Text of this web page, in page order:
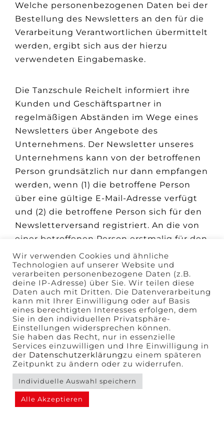
Welche personenbezogenen Daten bei der
Bestellung des Newsletters an den für die
Verarbeitung Verantwortlichen übermittelt
werden, ergibt sich aus der hierzu
verwendeten Eingabemaske.
Die Tanzschule Reichelt informiert ihre
Kunden und Geschäftspartner in
regelmäßigen Abständen im Wege eines
Newsletters über Angebote des
Unternehmens. Der Newsletter unseres
Unternehmens kann von der betroffenen
Person grundsätzlich nur dann empfangen
werden, wenn (1) die betroffene Person
über eine gültige E-Mail-Adresse verfügt
und (2) die betroffene Person sich für den
Newsletterversand registriert. An die von
einer betroffenen Person erstmalig für den
Newsletterversand eingetragene E-Mail-
Adresse wird aus rechtlichen Gründen eine
Bestätigungsmail im Double-Opt-In-
Verfahren versendet. Diese
Bestätigungsmail dient der Überprüfung,
ob der Inhaber der E-Mail-Adresse als
betroffene Person den Empfang des
Newsletters autorisiert hat.
Bei der Anmeldung zum Newsletter
speichern wir ferner die vom Internet-
Service-Provider (ISP) vergebene IP-
Wir verwenden Cookies und ähnliche
Technologien auf unserer Website und
verarbeiten personenbezogene Daten (z.B.
deine IP-Adresse) über Sie. Wir teilen diese
Daten auch mit Dritten. Die Datenverarbeitung
kann mit Ihrer Einwilligung oder auf Basis
eines berechtigten Interesses erfolgen, dem
Sie in den individuellen Privatsphäre-
Einstellungen widersprechen können.
Sie haben das Recht, nur in essenzielle
Services einzuwilligen und Ihre Einwilligung in
der Datenschutzerklärungzu einem späteren
Zeitpunkt zu ändern oder zu widerrufen.
Individuelle Auswahl speichern
Alle Akzeptieren